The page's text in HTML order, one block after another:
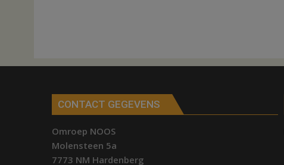
CONTACT GEGEVENS
Omroep NOOS
Molensteen 5a
7773 NM Hardenberg